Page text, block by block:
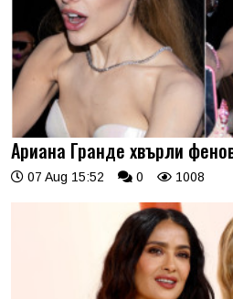
Ариана Гранде хвърли
07 Aug 15:52 0 1008